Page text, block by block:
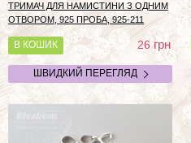
ТРИМАЧ ДЛЯ НАМИСТИНИ З ОДНИМ
ОТВОРОМ, 925 ПРОБА, 925-211
В КОШИК 26грн
ШВИДКИЙ ПЕРЕГЛЯД